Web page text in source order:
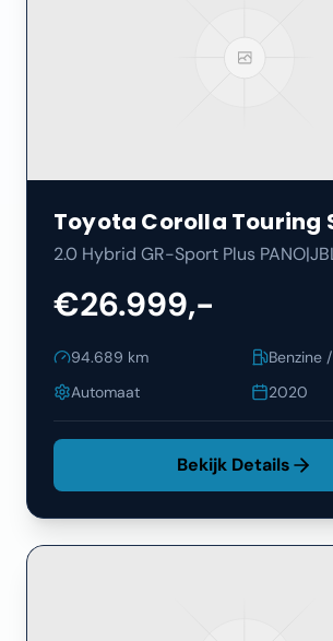
Toyota Corolla Touring
2.0 Hybrid GR-Sport Plus
€26.999,-
94.689 km
Benzine
Automaat
2020
Bekijk Details